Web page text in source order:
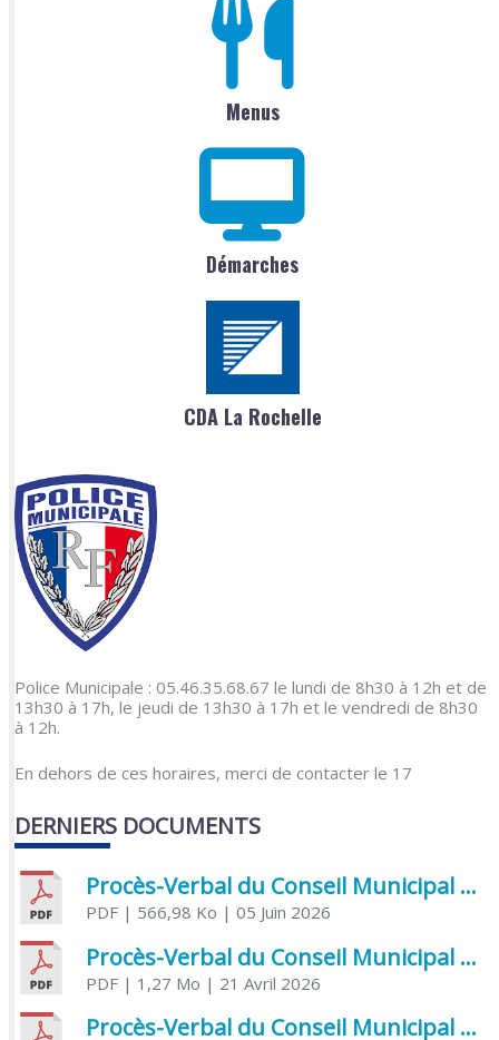
Menus
Démarches
CDA La Rochelle
Police Municipale : 05.46.35.68.67 le lundi de 8h30 à 12h et de
13h30 à 17h, le jeudi de 13h30 à 17h et le vendredi de 8h30
à 12h.
En dehors de ces horaires, merci de contacter le 17
DERNIERS DOCUMENTS
Procès-Verbal du Conseil Municipal du 5 juin 2026
PDF| 566,98 Ko | 05 Juin 2026
Procès-Verbal du Conseil Municipal du 21 avril 2026
PDF| 1,27 Mo | 21 Avril 2026
Procès-Verbal du Conseil Municipal du 31 mars 2026